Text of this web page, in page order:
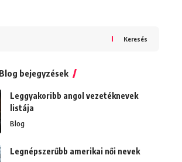
Keresés
bejegyzések
Leggyakoribb angol vezetéknevek
listája
Blog
Legnépszerűbb amerikai női nevek